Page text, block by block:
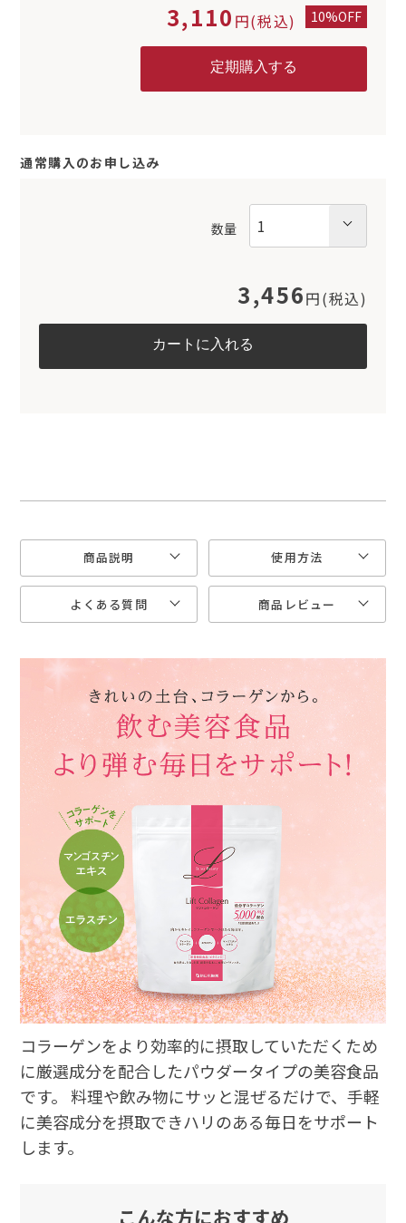
3,110 円(税込) 10%OFF
通常購入のお申し込み
数量
3,456円(税込)
商品説明 使用方法
よくある質問 商品レビュー
コラーゲンをより効率的に摂取していただくため
に厳選成分を配合したパウダータイプの美容食品
です。 料理や飲み物にサッと混ぜるだけで、手軽
に美容成分を摂取できハリのある毎日をサポート
します。
こんな方におすすめ